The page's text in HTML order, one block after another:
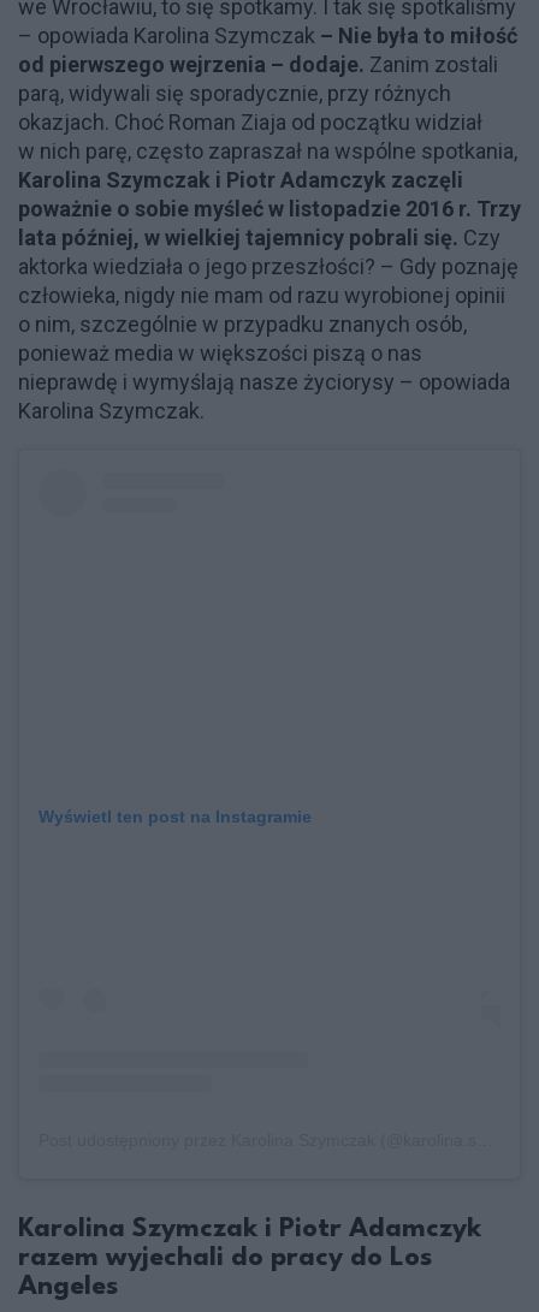
we Wrocławiu, to się spotkamy. I tak się spotkaliśmy
– opowiada Karolina Szymczak – Nie była to miłość
od pierwszego wejrzenia – dodaje. Zanim zostali
parą, widywali się sporadycznie, przy różnych
okazjach. Choć Roman Ziaja od początku widział
w nich parę, często zapraszał na wspólne spotkania,
Karolina Szymczak i Piotr Adamczyk zaczęli
poważnie o sobie myśleć w listopadzie 2016 r. Trzy
lata później, w wielkiej tajemnicy pobrali się. Czy
aktorka wiedziała o jego przeszłości? – Gdy poznaję
człowieka, nigdy nie mam od razu wyrobionej opinii
o nim, szczególnie w przypadku znanych osób,
ponieważ media w większości piszą o nas
nieprawdę i wymyślają nasze życiorysy – opowiada
Karolina Szymczak.
Wyświetl ten post na Instagramie
Karolina Szymczak i Piotr Adamczyk
razem wyjechali do pracy do Los
Angeles